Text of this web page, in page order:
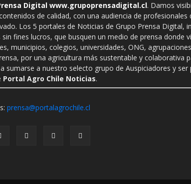
Digital www.grupoprensadigital.cl. Damos
de calidad, con una audiencia de profesionales
Los 5 portales de Noticias de Grupo Prensa Digital,
fines lucros, que busquen un medio de prensa donde
municipios, colegios, universidades, ONG,
por una agricultura más sustentable y colaborativa
sumarse a nuestro selecto grupo de Auspiciadores y ser
Portal Agro Chile Noticias.
prensa@portalagrochile.cl